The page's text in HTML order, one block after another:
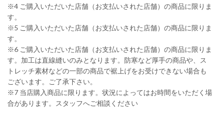
※4 ご購入いただいた店舗（お支払いされた店舗）の商品に限りま
す。
※5 ご購入いただいた店舗（お支払いされた店舗）の商品に限りま
す。
※6 ご購入いただいた店舗（お支払いされた店舗）の商品に限りま
す。加工は直線縫いのみとなります。防寒など厚手の商品や、ス
トレッチ素材などの一部の商品で裾上げをお受けできない場合も
ございます。ご了承下さい。
※7 当店購入商品に限ります。状況によってはお時間をいただく場
合があります。スタッフへご相談ください